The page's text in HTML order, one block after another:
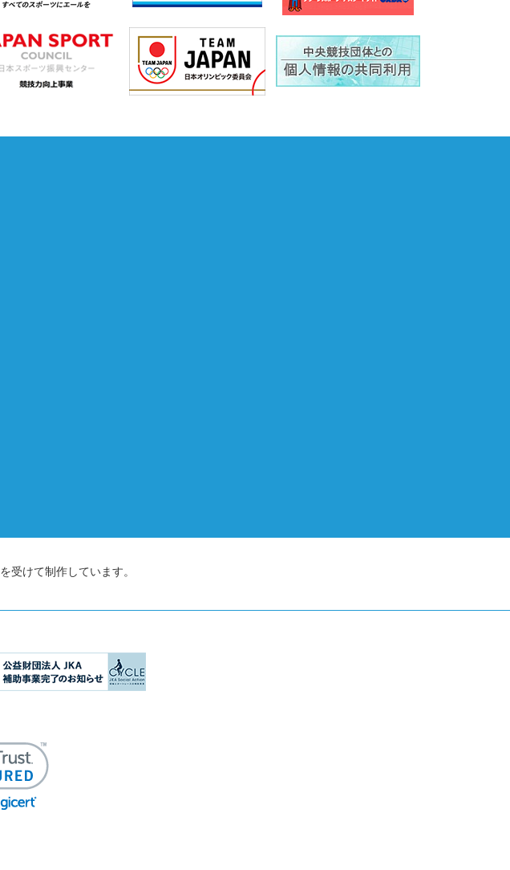
を受けて制作しています。